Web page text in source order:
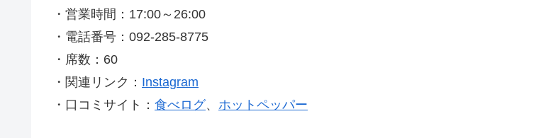
・営業時間：17:00～26:00
・電話番号：092-285-8775
・席数：60
・関連リンク： Instagram
・口コミサイト： 食べログ、 ホットペッパー